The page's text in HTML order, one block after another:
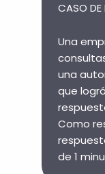
CASO DE
Una
una
que
Como
de 1